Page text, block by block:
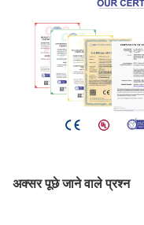
अक्सर पूछे जाने वाले प्रश्न